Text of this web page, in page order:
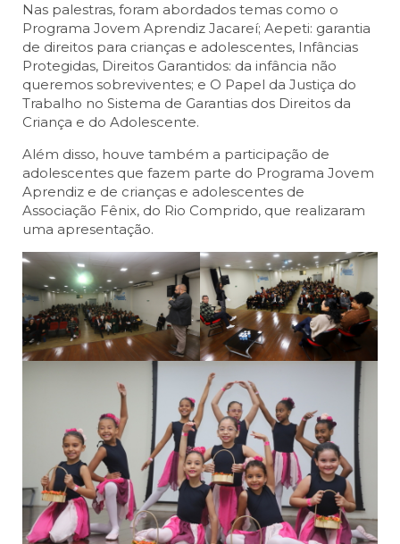
Nas palestras, foram abordados temas como o
Programa Jovem Aprendiz Jacareí; Aepeti: garantia
de direitos para crianças e adolescentes, Infâncias
Protegidas, Direitos Garantidos: da infância não
queremos sobreviventes; e O Papel da Justiça do
Trabalho no Sistema de Garantias dos Direitos da
Criança e do Adolescente.
Além disso, houve também a participação de
adolescentes que fazem parte do Programa Jovem
Aprendiz e de crianças e adolescentes de
Associação Fênix, do Rio Comprido, que realizaram
uma apresentação.